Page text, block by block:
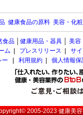
健康食品の原料 美容・化
食品 健康用品・器具 美容
ム
プレスリリース
サ
ー
利用規約 個人情報
2005-2023健康美